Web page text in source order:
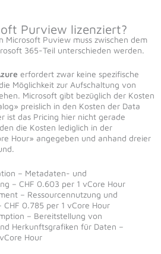
Purview lizenziert?
Microsoft Puview muss zwischen dem
365-Teil unterschieden werden.
erfordert zwar keine spezifische
Möglichkeit zur Aufschaltung von
Microsoft gibt bezüglich der Kosten
preislich in den Kosten der Data
ist das Pricing hier nicht gerade
die Kosten lediglich in der
Hour» angegeben und anhand dreier
– Metadaten- und
– CHF 0.603 per 1 vCore Hour
– Ressourcennutzung und
CHF 0.785 per 1 vCore Hour
– Bereitstellung von
Herkunftsgrafiken für Daten –
Hour